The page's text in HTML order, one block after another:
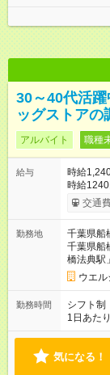
30～40代活
ッグストアの
アルバイト 職種
給与
時給
時給
よる更
り （大学生は＋20円）
間の長さ
交通
勤務地
千葉県船
千葉県船
橋法典駅
ウエ
勤務時間
シフト制
1日あた
間の勤
気になる！